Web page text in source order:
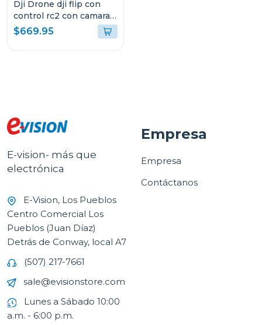
Dji Drone dji flip con
control rc2 con camara
4k uhd
$669.95
E-vision- más que
electrónica
E-Vision, Los Pueblos
Centro Comercial Los
Pueblos (Juan Díaz)
Detrás de Conway, local A7
(507) 217-7661
sale@evisionstore.com
Lunes a Sábado 10:00
a.m. - 6:00 p.m.
Empresa
Empresa
Contáctanos